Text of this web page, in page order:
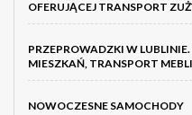
OFERUJĄCEJ TRANSPORT
PRZEPROWADZKI W
MIESZKAŃ, TRANSPORT MEBLI
NOWOCZESNE SAMOCHODY